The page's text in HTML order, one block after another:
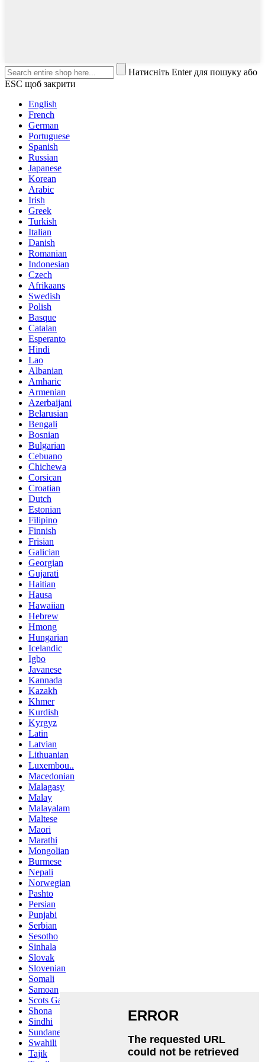
Натисніть Enter для пошуку або
ESC щоб закрити
English
French
German
Portuguese
Spanish
Russian
Japanese
Korean
Arabic
Irish
Greek
Turkish
Italian
Danish
Romanian
Indonesian
Czech
Afrikaans
Swedish
Polish
Basque
Catalan
Esperanto
Hindi
Lao
Albanian
Amharic
Armenian
Azerbaijani
Belarusian
Bengali
Bosnian
Bulgarian
Cebuano
Chichewa
Corsican
Croatian
Dutch
Estonian
Filipino
Finnish
Frisian
Galician
Georgian
Gujarati
Haitian
Hausa
Hawaiian
Hebrew
Hmong
Hungarian
Icelandic
Igbo
Javanese
Kannada
Kazakh
Khmer
Kurdish
Kyrgyz
Latin
Latvian
Lithuanian
Luxembou..
Macedonian
Malagasy
Malay
Malayalam
Maltese
Maori
Marathi
Mongolian
Burmese
Nepali
Norwegian
Pashto
Persian
Punjabi
Serbian
Sesotho
Sinhala
Slovak
Slovenian
Somali
Samoan
Scots Gaelic
Shona
Sindhi
Sundanese
Swahili
Tajik